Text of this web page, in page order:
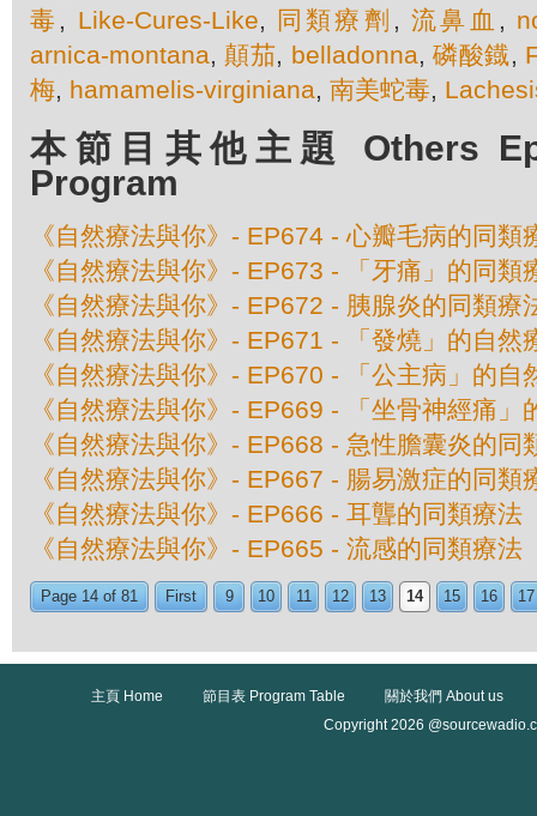
毒 , Like-Cures-Like, 同類療劑 , 流鼻血 ,
arnica-montana,顛茄, belladonna,磷酸鐡,
梅, hamamelis-virginiana, 南美蛇毒,
本節目其他主題 Others
Program
《自然療法與你》- EP674 - 心瓣毛病的同類
《自然療法與你》- EP673 - 「牙痛」的同類
《自然療法與你》- EP672 - 胰腺炎的同類療
《自然療法與你》- EP671 - 「發燒」的自然
《自然療法與你》- EP670 - 「公主病」的自
《自然療法與你》- EP669 - 「坐骨神經痛」
《自然療法與你》- EP668 - 急性膽囊炎的同
《自然療法與你》- EP667 - 腸易激症的同類
《自然療法與你》- EP666 - 耳聾的同類療法
《自然療法與你》- EP665 - 流感的同類療法
Page 14 of 81 First 9 10 11 12 13 14 15 16 17
主頁 Home 節目表 Program Table
關於我們 About us
Copyright 2026